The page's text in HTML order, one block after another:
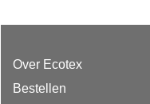
Over Ecotex
Bestellen